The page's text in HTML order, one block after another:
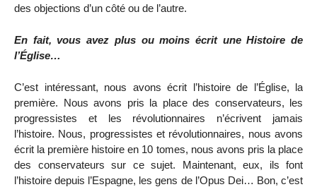
des objections d’un côté ou de l’autre.
En fait, vous avez plus ou moins écrit une Histoire de
l’Église…
C’est intéressant, nous avons écrit l’histoire de l’Église, la
première. Nous avons pris la place des conservateurs, les
progressistes et les révolutionnaires n’écrivent jamais
l’histoire. Nous, progressistes et révolutionnaires, nous avons
écrit la première histoire en 10 tomes, nous avons pris la place
des conservateurs sur ce sujet. Maintenant, eux, ils font
l’histoire depuis l’Espagne, les gens de l’Opus Dei… Bon, c’est